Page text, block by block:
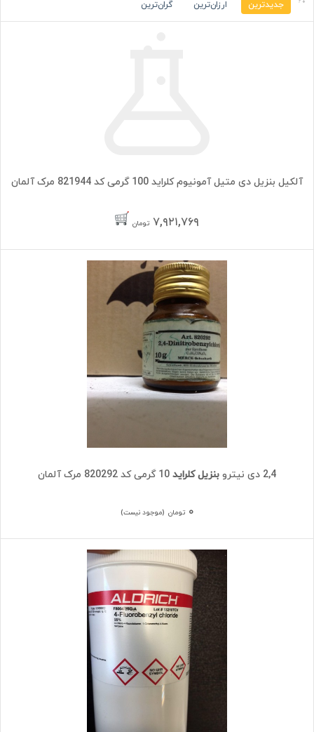
جدیدترین ارزان‌ترین گران‌ترین
آلکیل بنزیل دی متیل آمونیوم کلراید 100 گرمی کد 821944 مرک آلمان
۷,۹۲۱,۷۶۹ تومان
2,4 دی نیترو بنزیل کلراید
۰ تومان (موجود نیست)